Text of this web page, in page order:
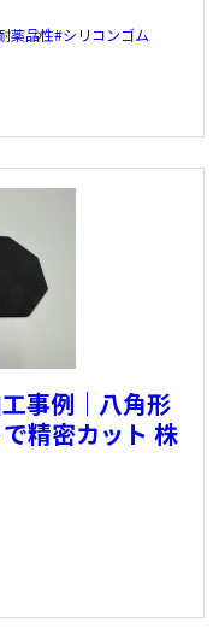
薬品性 シリコンゴム
事例｜八角形
精密カット 株